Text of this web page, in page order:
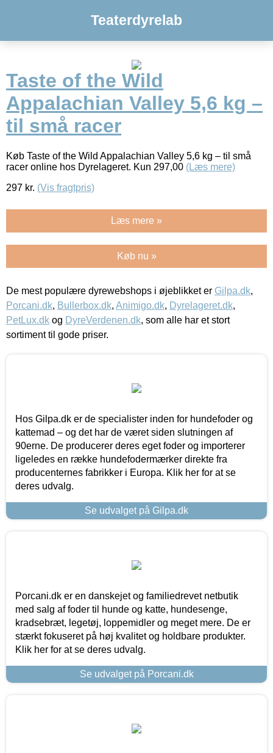
Teaterdyrelab
Taste of the Wild
Appalachian Valley 5,6 kg –
til små racer
Køb Taste of the Wild Appalachian Valley 5,6 kg – til små
racer online hos Dyrelageret. Kun 297,00 (Læs mere)
297 kr. (Vis fragtpris)
Læs mere »
Køb nu »
De mest populære dyrewebshops i øjeblikket er Gilpa.dk,
Porcani.dk, Bullerbox.dk, Animigo.dk, Dyrelageret.dk,
PetLux.dk og DyreVerdenen.dk, som alle har et stort
sortiment til gode priser.
Hos Gilpa.dk er de specialister inden for hundefoder og
kattemad – og det har de været siden slutningen af
90erne. De producerer deres eget foder og importerer
ligeledes en række hundefodermærker direkte fra
producenternes fabrikker i Europa. Klik her for at se
deres udvalg.
Se udvalget på Gilpa.dk
Porcani.dk er en danskejet og familiedrevet netbutik
med salg af foder til hunde og katte, hundesenge,
kradsebræt, legetøj, loppemidler og meget mere. De er
stærkt fokuseret på høj kvalitet og holdbare produkter.
Klik her for at se deres udvalg.
Se udvalget på Porcani.dk